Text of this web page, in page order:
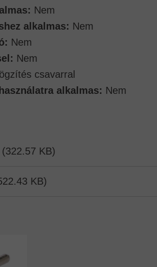
Nem
alkalmas: Nem
Nem
Nem
csavarral
alkalmas: Nem
KB)
KB)